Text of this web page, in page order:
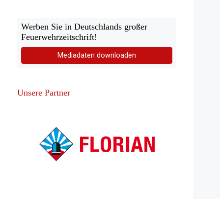
Werben Sie in Deutschlands großer
Feuerwehrzeitschrift!
Mediadaten downloaden
Unsere Partner